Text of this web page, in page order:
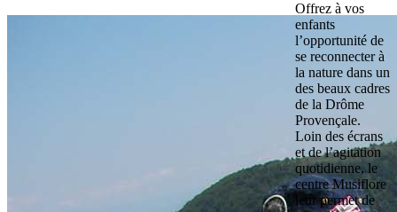
Offrez à vos
enfants
l’opportunité de
se reconnecter à
la nature dans un
des beaux cadres
de la Drôme
Provençale.
Loin des écrans
et de l’agitation
quotidienne, le
centre Musiflore
leur permet de